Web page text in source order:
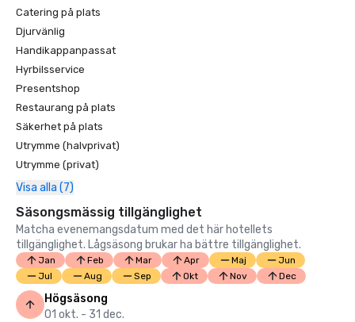
Catering på plats
Djurvänlig
Handikappanpassat
Hyrbilsservice
Presentshop
Restaurang på plats
Säkerhet på plats
Utrymme (halvprivat)
Utrymme (privat)
Visa alla (7)
Säsongsmässig tillgänglighet
Matcha evenemangsdatum med det här hotellets
tillgänglighet. Lågsäsong brukar ha bättre tillgänglighet.
Jan Feb Mar Apr Maj
Jun
Jul
Aug Sep Okt Nov Dec
Högsäsong
01 okt. - 31 dec.